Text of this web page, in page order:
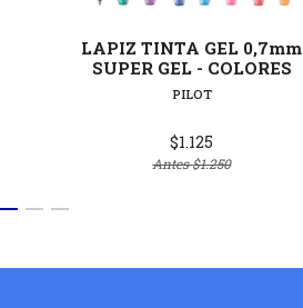
LAPIZ TINTA GEL 0,7mm
SUPER GEL - COLORES
PILOT
$1.125
Antes$1.250